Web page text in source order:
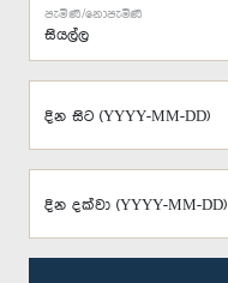
පැමිණි/නොපැමිණි
දින සිට (YYYY-MM-DD)
දින දක්වා (YYYY-MM-DD)